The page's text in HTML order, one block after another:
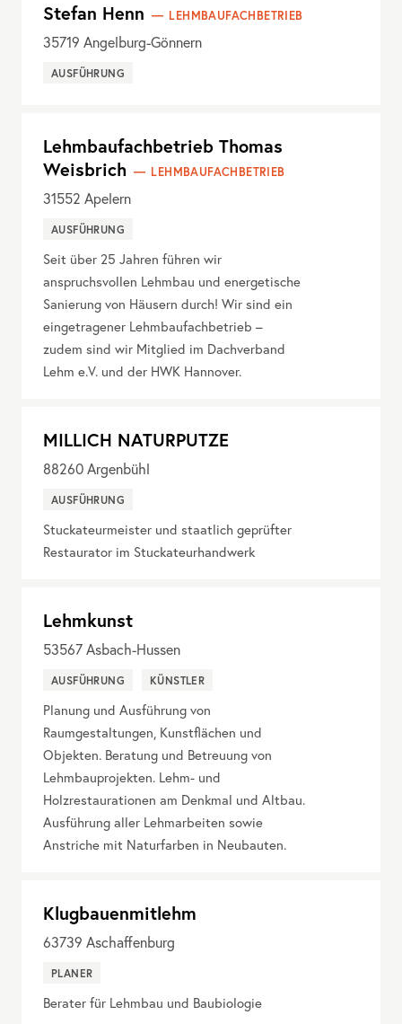
Stefan Henn LEHMBAUFACHBETRIEB
35719 Angelburg-Gönnern
AUSFÜHRUNG
Lehmbaufachbetrieb Thomas
Weisbrich
LEHMBAUFACHBETRIEB
31552 Apelern
AUSFÜHRUNG
Seit über 25 Jahren führen wir
anspruchsvollen Lehmbau und energetische
Sanierung von Häusern durch! Wir sind ein
eingetragener Lehmbaufachbetrieb –
zudem sind wir Mitglied im Dachverband
Lehm e.V. und der HWK Hannover.
MILLICH NATURPUTZE
88260Argenbühl
AUSFÜHRUNG
Stuckateurmeister und staatlich geprüfter
Restaurator im Stuckateurhandwerk
Lehmkunst
53567Asbach-Hussen
AUSFÜHRUNG KÜNSTLER
Planung und Ausführung von
Raumgestaltungen, Kunstflächen und
Objekten. Beratung und Betreuung von
Lehmbauprojekten. Lehm- und
Holzrestaurationen am Denkmal und Altbau.
Ausführung aller Lehmarbeiten sowie
Anstriche mit Naturfarben in Neubauten.
Klugbauenmitlehm
63739 Aschaffenburg
PLANER
Berater für Lehmbau und Baubiologie